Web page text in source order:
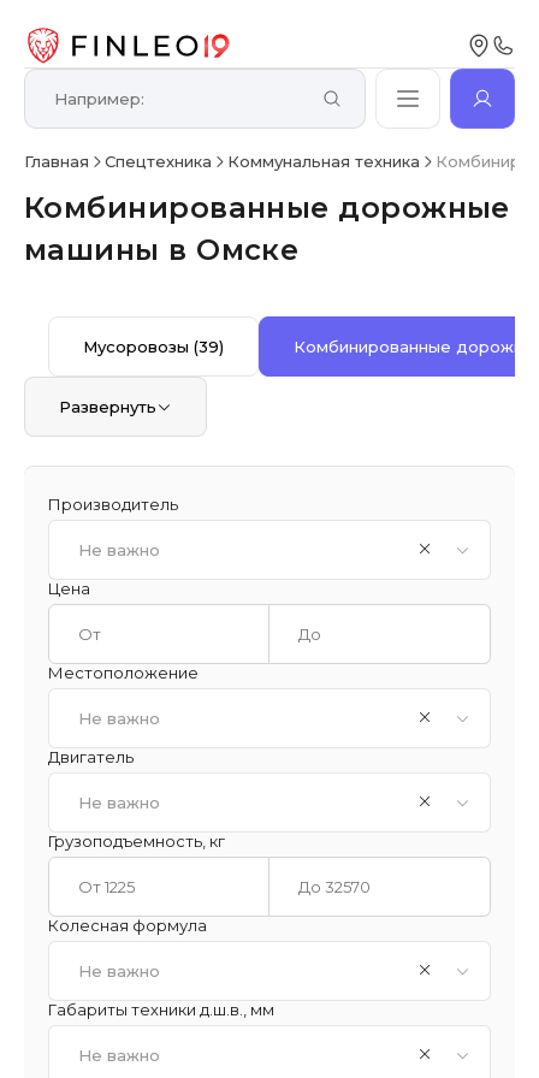
Главная Спецтехника Коммунальная техника
Комбинированные дорожные
машины в Омске
Мусоровозы(39) Комбинированные
Развернуть
Производитель
Не важно
Цена
Местоположение
Не важно
Двигатель
Не важно
Грузоподъемность, кг
Колесная формула
Не важно
Габариты техники д.ш.в., мм
Не важно